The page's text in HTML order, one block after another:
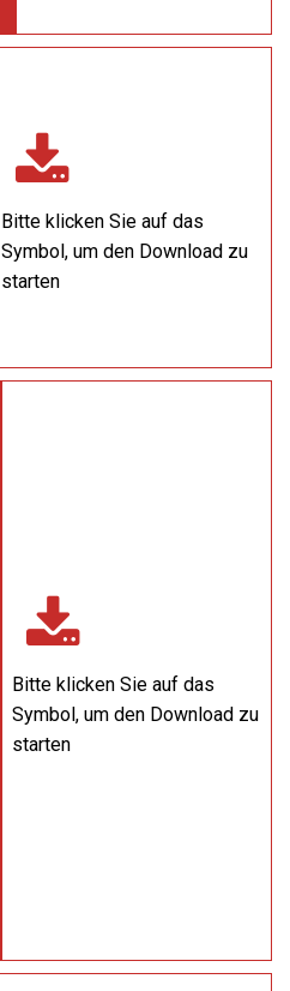
Bitte klicken Sie auf das
Symbol, um den Download zu
starten
Bitte klicken Sie auf das
Symbol, um den Download zu
starten